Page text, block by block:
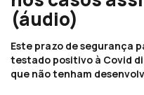
(áudio)
Este prazo de segurança
testado positivo à Covid
que não tenham